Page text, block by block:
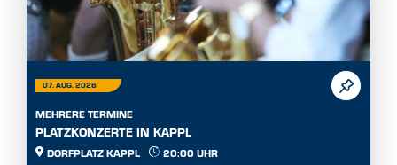
07. AUG. 2026
MEHRERE TERMINE
DORFPLATZ KAPPL 20:00 UHR
Sommerliche Platzkonzerte der Musikkapellen...